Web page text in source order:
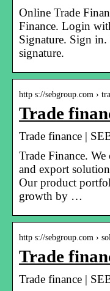
Online Trade
Finance. Login
Signature. Sign
signature.
http s://sebgroup.com ›
Trade
Trade finance |
Trade Finance.
and export
Our product
growth by …
http s://sebgroup.com ›
Trade
Trade finance |